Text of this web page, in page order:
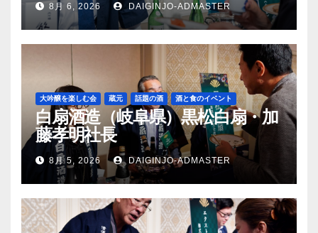
8月 6, 2026 DAIGINJO-ADMASTER
大吟醸を楽しむ会 蔵元 話題の酒 酒と食のイベント
白扇酒造（岐阜県）黒松白扇・加
藤孝明社長
8月 5, 2026 DAIGINJO-ADMASTER